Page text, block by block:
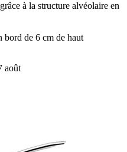
à la structure alvéolaire en
de 6 cm de haut
août